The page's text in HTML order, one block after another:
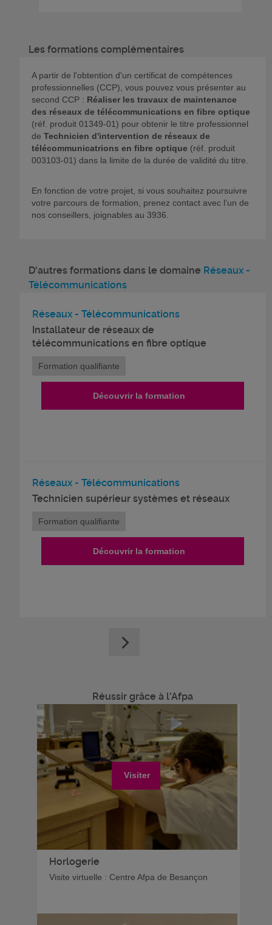
Les formations complémentaires
A partir de l'obtention d'un certificat de compétences
professionnelles (CCP), vous pouvez vous présenter au
second CCP : Réaliser les travaux de maintenance
des réseaux de télécommunications en fibre optique
(réf. produit 01349-01) pour obtenir le titre professionnel
de Technicien d'intervention de réseaux de
télécommunicatrions en fibre optique (réf. produit
003103-01) dans la limite de la durée de validité du titre.
En fonction de votre projet, si vous souhaitez poursuivre
votre parcours de formation, prenez contact avec l’un de
nos conseillers, joignables au 3936.
D'autres formations dans le domaine Réseaux -
Télécommunications
Réseaux - Télécommunications
Installateur de réseaux de
télécommunications en fibre optique
Formation qualifiante
Découvrir la formation
Réseaux - Télécommunications
Technicien supérieur systèmes et réseaux
Formation qualifiante
Découvrir la formation
Réussir grâce à l'Afpa
Visiter
Horlogerie
Visite virtuelle : Centre Afpa de Besançon